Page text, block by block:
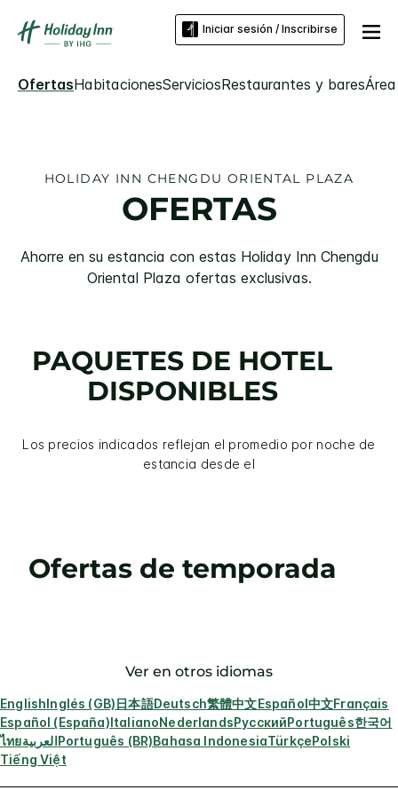
Iniciar sesión / Inscribirse
OfertasHabitacionesServiciosRestaurantes y bares
HOLIDAY INN CHENGDU ORIENTAL PLAZA
OFERTAS
Ahorre en su estancia con estas Holiday Inn Chengdu
Oriental Plaza ofertas exclusivas.
PAQUETES DE HOTEL
DISPONIBLES
Los precios indicados reflejan el promedio por noche de
estancia desde el
Ofertas de temporada
Ver en otros idiomas
EnglishInglés (GB)日本語Deutsch繁體中文Español中文Français
Español (España)ItalianoNederlandsРусскийPortuguês한국어
ไทยالعربيةPortuguês (BR)Bahasa IndonesiaTürkçePolski
Tiếng Việt